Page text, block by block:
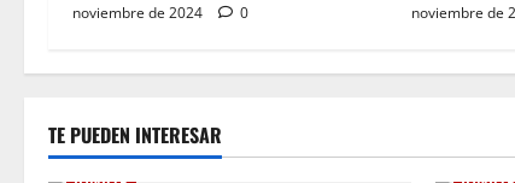
noviembre de 2024
0
noviembre de
TE PUEDEN INTERESAR